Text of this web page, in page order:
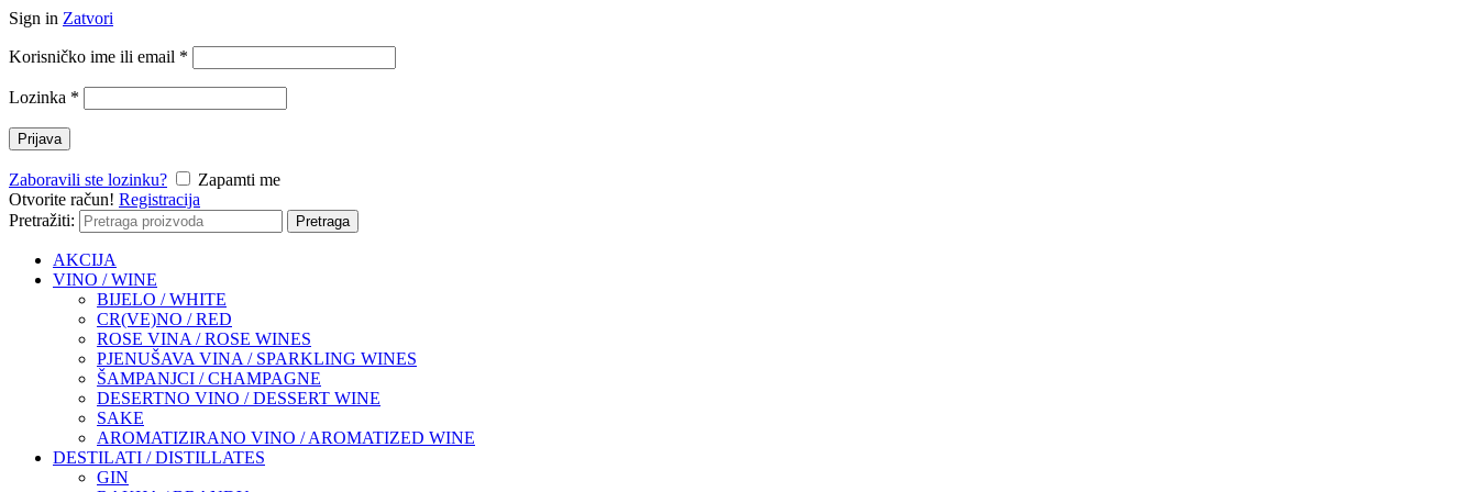
Sign in Zatvori
Korisničko ime ili email *
Lozinka *
Prijava
Zaboravili ste lozinku?
Zapamti me
Otvorite račun! Registracija
Pretražiti:
Pretraga
AKCIJA
VINO / WINE
BIJELO / WHITE
CR(VE)NO / RED
ROSE VINA / ROSE WINES
PJENUŠAVA VINA / SPARKLING WINES
ŠAMPANJCI / CHAMPAGNE
DESERTNO VINO / DESSERT WINE
SAKE
AROMATIZIRANO VINO / AROMATIZED WINE
DESTILATI / DISTILLATES
GIN